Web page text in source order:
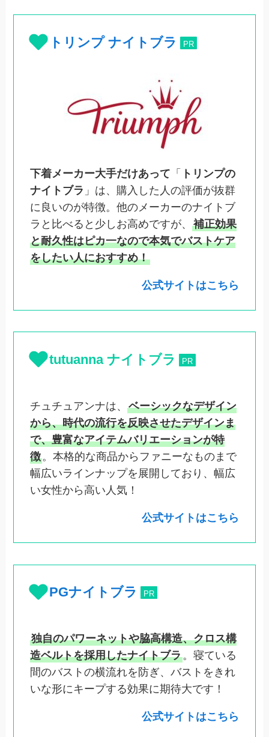
トリンプ ナイトブラ PR
下着メーカー大手だけあって 「
トリンプの
ナイトブラ 」は、購入した人の評価が抜群
に良いのが特徴。他のメーカーのナイトブ
ラと比べると少しお高めですが、補正効果
と耐久性はピカ一なので本気でバストケア
をしたい人におすすめ！
公式サイトはこちら
tutuannaナイトブラ PR
チュチュアンナは、ベーシックなデザイン
から、時代の流行を反映させたデザインま
で、豊富なアイテムバリエーションが特
徴。本格的な商品からファニーなものまで
幅広いラインナップを展開しており、幅広
い女性から高い人気！
公式サイトはこちら
PGナイトブラ PR
独自のパワーネットや脇高構造、クロス構
造ベルトを採用したナイトブラ。寝ている
間のバストの横流れを防ぎ、バストをきれ
いな形にキープする効果に期待大です！
公式サイトはこちら